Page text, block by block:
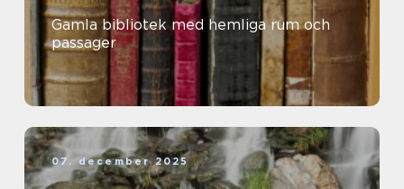
Gamla bibliotek med hemliga rum och
passager
07. december 2025